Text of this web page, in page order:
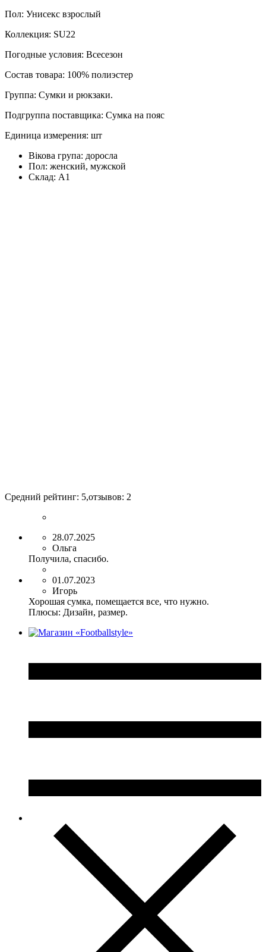
Пол: Унисекс взрослый
Коллекция: SU22
Погодные условия: Всесезон
Состав товара: 100% полиэстер
Группа: Сумки и рюкзаки.
Подгруппа поставщика: Сумка на пояс
Единица измерения: шт
Вікова група: доросла
Пол: женский, мужской
Склад: А1
Средний рейтинг: 5,отзывов: 2
28.07.2025
Ольга
Получила, спасибо.
01.07.2023
Игорь
Хорошая сумка, помещается все, что нужно.
Плюсы: Дизайн, размер.